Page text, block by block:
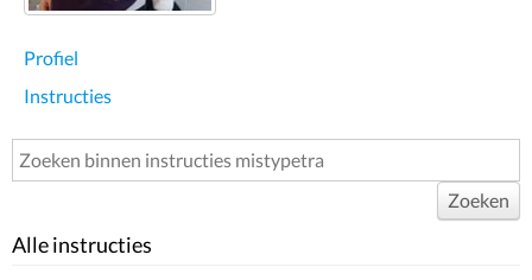
Profiel
Instructies
Zoeken
Alle instructies